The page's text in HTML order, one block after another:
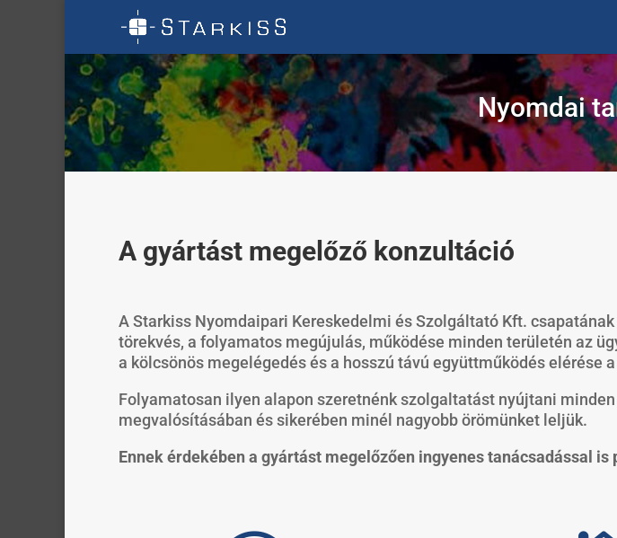
Nyomdai
A gyártást megelőző konzultáció
AStarkiss Nyomdaipari Kereskedelmi és Szolgáltató Kft.
törekvés, a folyamatos megújulás, működése minden területén az
a kölcsönös megelégedés és a hosszú távú együttműködés elérése
Folyamatosan ilyen alapon szeretnénk szolgaltatást nyújtani
megvalósításában és sikerében minél nagyobb örömünket leljük.
Ennek érdekében a gyártást megelőzően ingyenes tanácsadással